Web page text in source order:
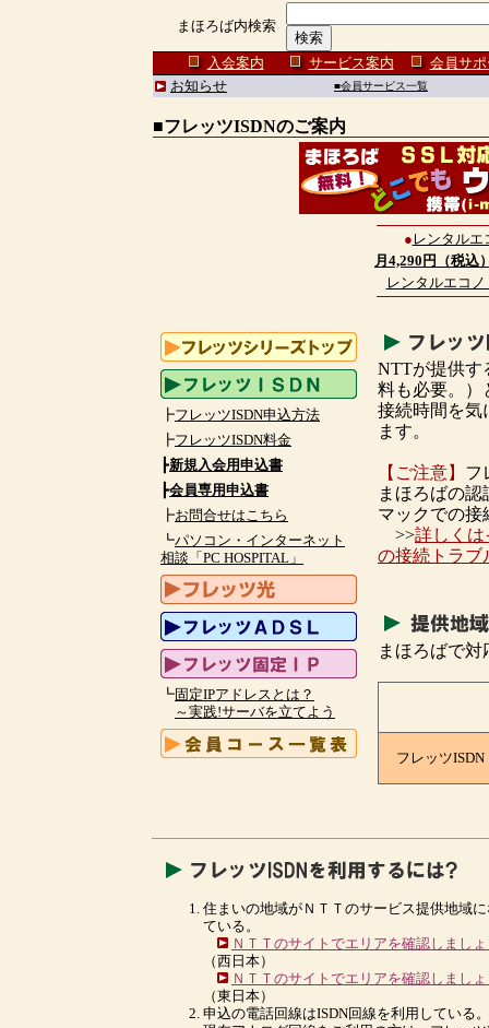
まほろば内検索
入会案内 サービス案内
会員サ
お知らせ
■会員サービス一覧
■フレッツISDNのご案内
● レンタルエ
月 4,290円（税込
レンタルエコ
┣フレッツISDN申込方法
┣フレッツISDN料金
┣新規入会用申込書
┣会員専用申込書
┣お問合せはこちら
┗パソコン・インターネット
相談「PC HOSPITAL」
┗固定IPアドレスとは？
～実践!サーバを立てよう
NTTが提供す
料も必要。）
接続時間を気
ます。
【ご注意】 フ
まほろばの
マックでの接
>>詳しく
の接続トラブ
まほろばで
フレッツISDN
住まいの地域がＮＴＴのサービス提供地域
ている。
ＮＴＴのサイトでエリアを確認しまし
（西日本）
ＮＴＴのサイトでエリアを確認しまし
（東日本）
申込の電話回線はISDN回線を利用している。